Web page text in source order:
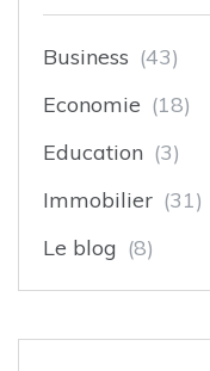
Business (43)
Economie (18)
Education (3)
Immobilier (31)
Le blog (8)